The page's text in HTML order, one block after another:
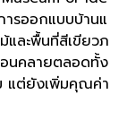
รออกแบบบ้านแ
และพื้นที่สีเขียวภ
อนคลายตลอดทั้ง
แต่ยังเพิ่มคุณค่า